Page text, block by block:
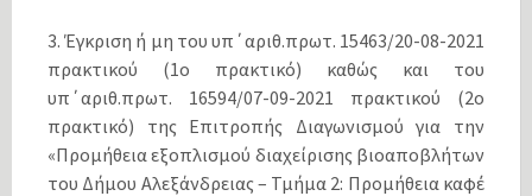
3. Έγκριση ή μη του υπ΄αριθ.πρωτ. 15463/20-08-2021
πρακτικού (1ο πρακτικό) καθώς και του
υπ΄αριθ.πρωτ. 16594/07-09-2021 πρακτικού (2ο
πρακτικό) της Επιτροπής Διαγωνισμού για την
«Προμήθεια εξοπλισμού διαχείρισης βιοαποβλήτων
του Δήμου Αλεξάνδρειας – Τμήμα 2: Προμήθεια καφέ